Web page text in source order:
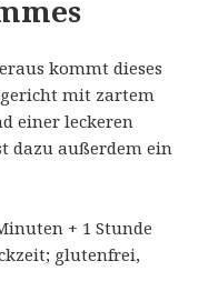
kommt dieses
mit zartem
einer leckeren
dazu außerdem ein
+ 1 Stunde
glutenfrei,